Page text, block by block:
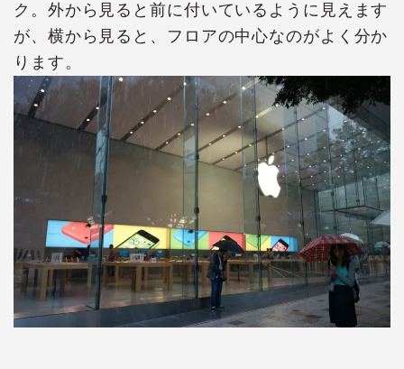
ク。外から見ると前に付いているように見えます
が、横から見ると、フロアの中心なのがよく分か
ります。